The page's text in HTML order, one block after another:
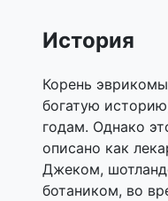
История
Корень
богатую
годам. Однако
описано как
Джеком,
ботаником, во